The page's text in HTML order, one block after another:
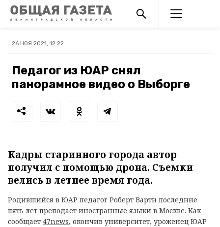
26 НОЯ 2021, 12:22
Педагог из ЮАР снял
панорамное видео о Выборге
Кадры старинного города автор
получил с помощью дрона. Съемки
велись в летнее время года.
Родившийся в ЮАР педагог Роберт Варти последние
пять лет преподает иностранные языки в Москве. Как
сообщает 47news, окончив университет, уроженец ЮАР